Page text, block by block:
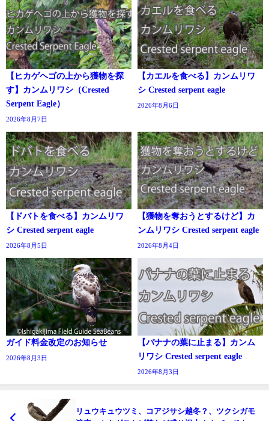
【ヒカゲヘゴの上から獲物を探
す】カンムリワシ（Crested
Serpent Eagle）
2026年8月7日
【カエルを食べる】カンムリワ
シ Crested serpent eagle
2026年8月6日
【ドバトを食べる】カンムリワ
シ Crested serpent eagle
2026年8月5日
【獲物を奪おうとするけど】カ
ンムリワシ Crested serpent eagle
2026年8月4日
ガイド料金改定のお知らせ
2026年8月3日
【バナナの葉に止まる】カンム
リワシ Crested serpent eagle
2026年8月3日
リュウキュウツミ、コアジサシ越冬？、ツクシガモ